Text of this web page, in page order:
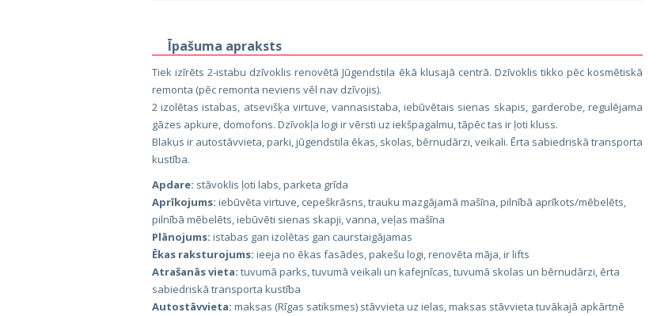
Īpašuma apraksts
Tiek izīrēts 2-istabu dzīvoklis renovētā Jūgendstila ēkā klusajā centrā. Dzīvoklis tikko pēc kosmētiskā
remonta (pēc remonta neviens vēl nav dzīvojis).
2 izolētas istabas, atsevišķa virtuve, vannasistaba, iebūvētais sienas skapis, garderobe, regulējama
gāzes apkure, domofons. Dzīvokļa logi ir vērsti uz iekšpagalmu, tāpēc tas ir ļoti kluss.
Blakus ir autostāvvieta, parki, jūgendstila ēkas, skolas, bērnudārzi, veikali. Ērta sabiedriskā transporta
kustība.
Apdare: stāvoklis ļoti labs, parketa grīda
Aprīkojums: iebūvēta virtuve, cepeškrāsns, trauku mazgājamā mašīna, pilnībā aprīkots/mēbelēts,
pilnībā mēbelēts, iebūvēti sienas skapji, vanna, veļas mašīna
Plānojums: istabas gan izolētas gan caurstaigājamas
Ēkas raksturojums: ieeja no ēkas fasādes, pakešu logi, renovēta māja, ir lifts
Atrašanās vieta: tuvumā parks, tuvumā veikali un kafejnīcas, tuvumā skolas un bērnudārzi, ērta
sabiedriskā transporta kustība
Autostāvvieta: maksas (Rīgas satiksmes) stāvvieta uz ielas, maksas stāvvieta tuvākajā apkārtnē